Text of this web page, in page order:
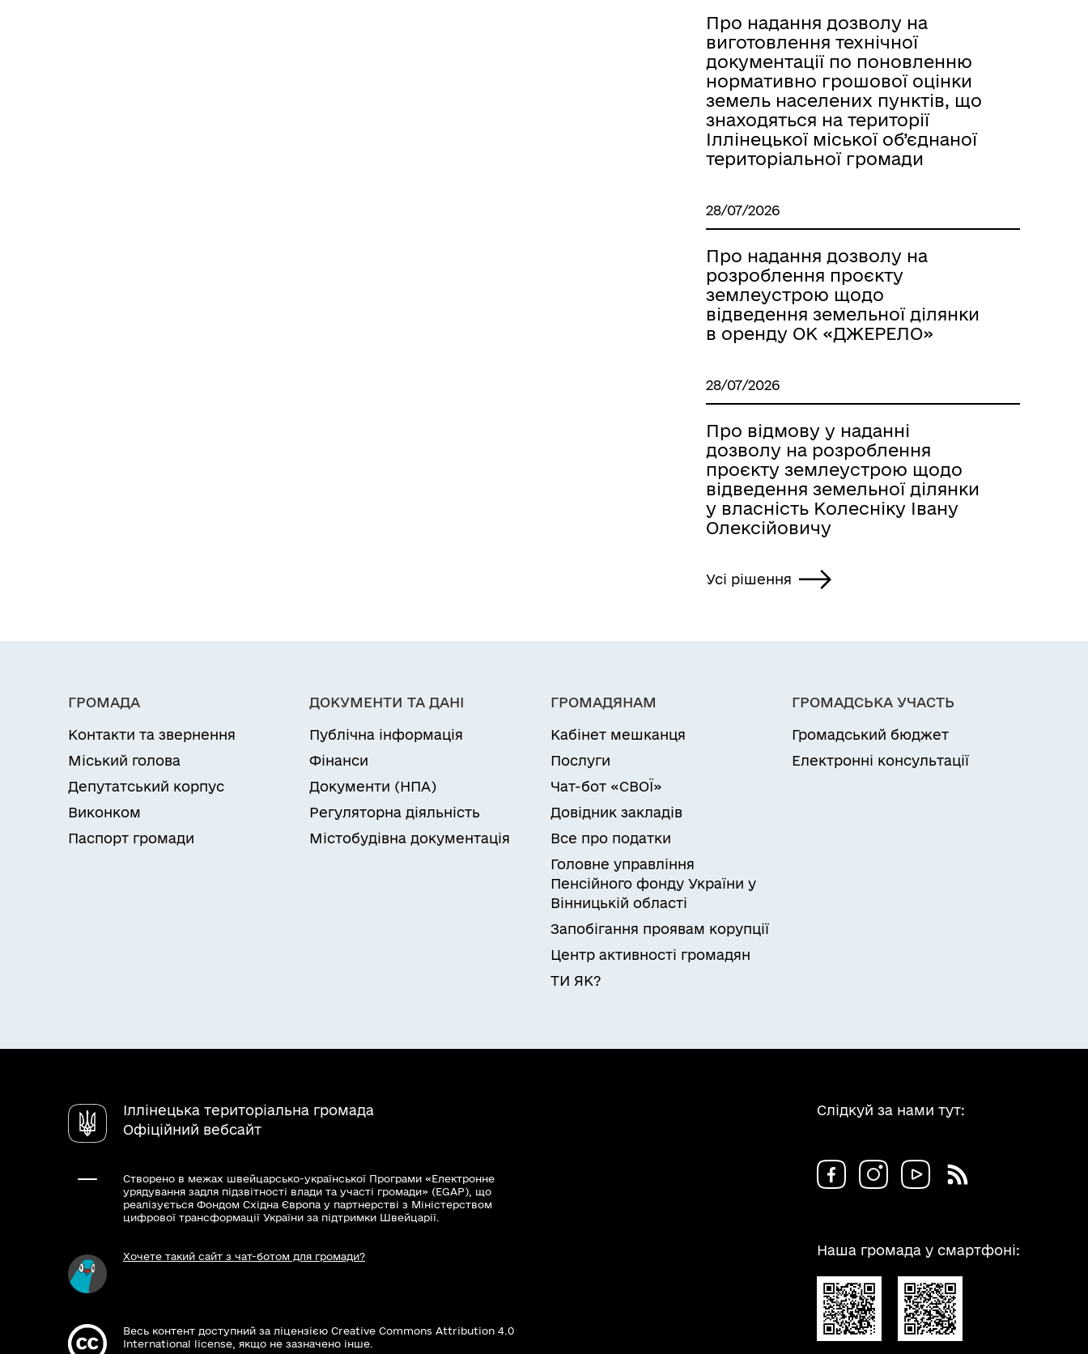
Про надання дозволу на
виготовлення технічної
документації по поновленню
нормативно грошової оцінки
земель населених пунктів, що
знаходяться на території
Іллінецької міської об’єднаної
територіальної громади
28/07/2026
Про надання дозволу на
розроблення проєкту
землеустрою щодо
відведення земельної ділянки
в оренду ОК «ДЖЕРЕЛО»
28/07/2026
Про відмову у наданні
дозволу на розроблення
проєкту землеустрою щодо
відведення земельної ділянки
у власність Колесніку Івану
Олексійовичу
Усі рішення
ГРОМАДА
Контакти та звернення
Міський голова
Депутатський корпус
Виконком
Паспорт громади
ДОКУМЕНТИ ТА ДАНІ
Публічна інформація
Фінанси
Документи (НПА)
Регуляторна діяльність
Містобудівна документація
ГРОМАДЯНАМ
Кабінет мешканця
Послуги
Чат-бот «СВОЇ»
Довідник закладів
Все про податки
Головне управління
Пенсійного фонду України у
Вінницькій області
Запобігання проявам корупції
Центр активності громадян
ТИ ЯК?
ГРОМАДСЬКА УЧАСТЬ
Громадський бюджет
Електронні консультації
Іллінецька територіальна громада
Офіційний вебсайт
Створено в межах швейцарсько-української Програми «Електронне
урядування задля підзвітності влади та участі громади» (EGAP), що
реалізується Фондом Східна Європа у партнерстві з Міністерством
цифрової трансформації України за підтримки Швейцарії.
Хочете такий сайт з чат-ботом для громади?
Весь контент доступний за ліцензією Creative Commons Attribution 4.0
International license, якщо не зазначено інше.
Слідкуй за нами тут:
Наша громада у смартфоні: